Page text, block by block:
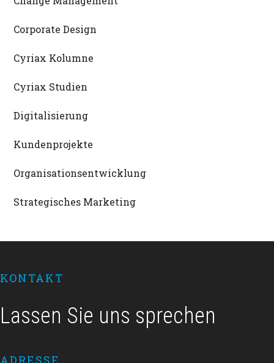
Corporate Design
Cyriax Kolumne
Cyriax Studien
Digitalisierung
Kundenprojekte
Organisationsentwicklung
Strategisches Marketing
KONTAKT
Lassen Sie uns sprechen
ADRESSE